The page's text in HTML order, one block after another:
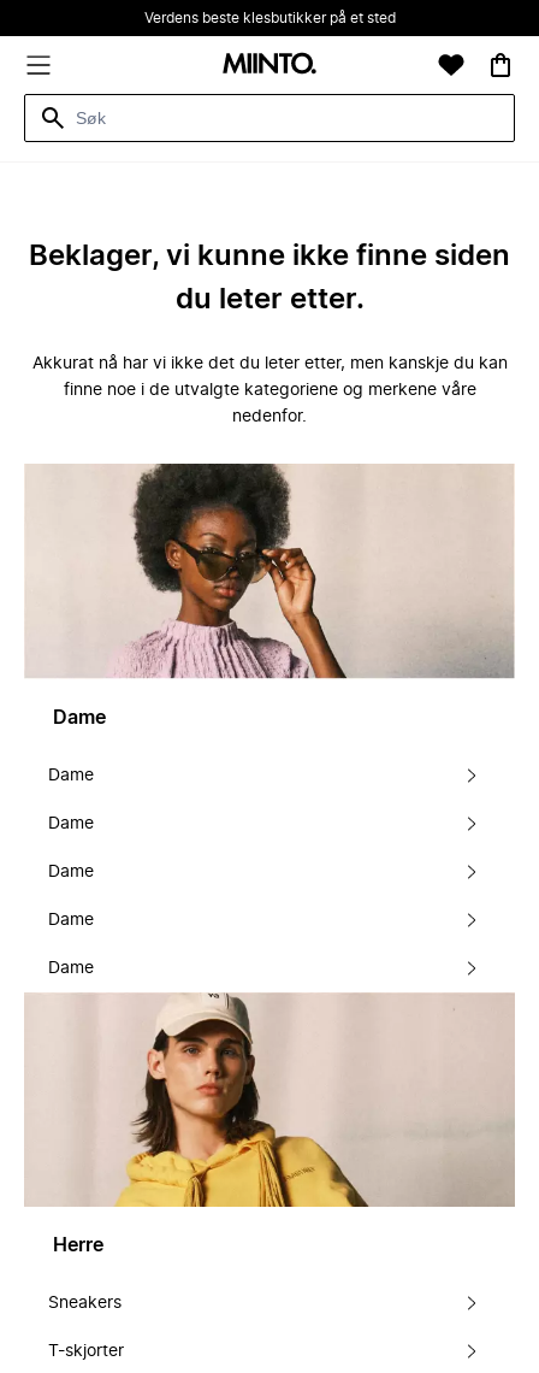
Verdens beste klesbutikker på et sted
Beklager, vi kunne ikke finne siden
du leter etter.
Akkurat nå har vi ikke det du leter etter, men kanskje du kan
finne noe i de utvalgte kategoriene og merkene våre
nedenfor.
Dame
Dame
Dame
Dame
Dame
Dame
Herre
Sneakers
T-skjorter